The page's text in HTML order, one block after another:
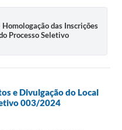
das Inscrições
Processo Seletivo
e Divulgação do Local
003/2024